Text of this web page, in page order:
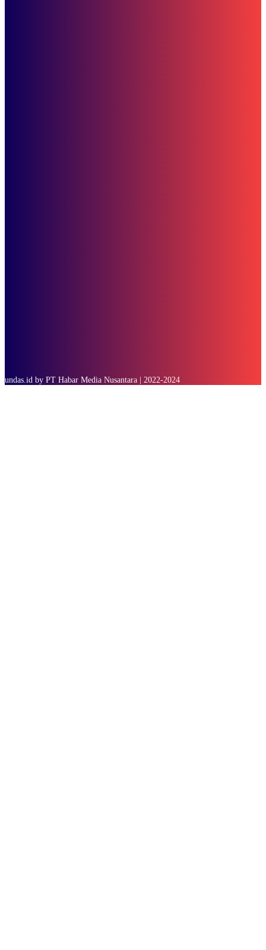
undas.id by PT Habar Media Nusantara | 2022-2024